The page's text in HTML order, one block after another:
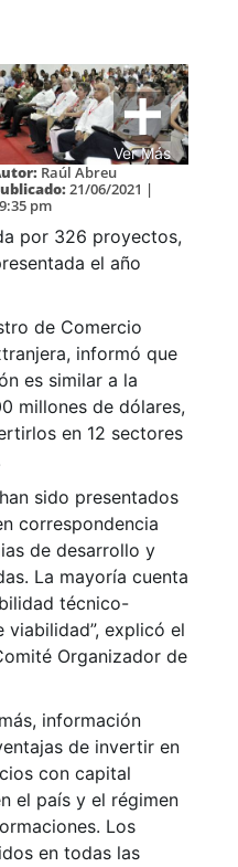
Ver Más
Raúl Abreu
21/06/2021 |
pm
por 326 proyectos,
el año
de Comercio
informó que
es similar a la
millones de dólares,
en 12 sectores
sido presentados
correspondencia
de desarrollo y
La mayoría cuenta
técnico-
explicó el
Organizador de
información
de invertir en
con capital
el país y el régimen
Los
en todas las